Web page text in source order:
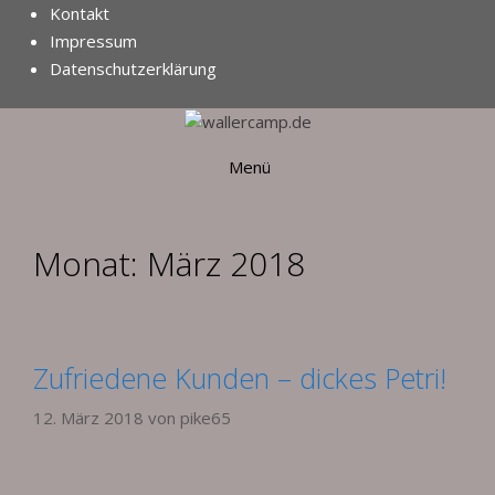
Zum
Inhalt
springen
Kontakt
Impressum
Datenschutzerklärung
Menü
Monat: März 2018
Zufriedene Kunden – dickes Petri!
12. März 2018 von pike65